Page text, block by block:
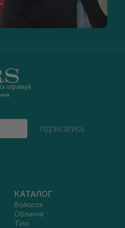
отримуй
підписатись
КАТАЛОГ
Волосся
Обличчя
Тіло